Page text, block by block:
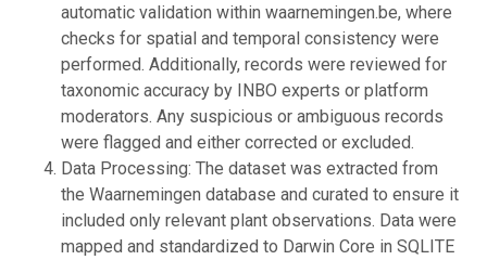
automatic validation within waarnemingen.be, where
checks for spatial and temporal consistency were
performed. Additionally, records were reviewed for
taxonomic accuracy by INBO experts or platform
moderators. Any suspicious or ambiguous records
were flagged and either corrected or excluded.
Data Processing: The dataset was extracted from
the Waarnemingen database and curated to ensure it
included only relevant plant observations. Data were
mapped and standardized to Darwin Core in SQLITE